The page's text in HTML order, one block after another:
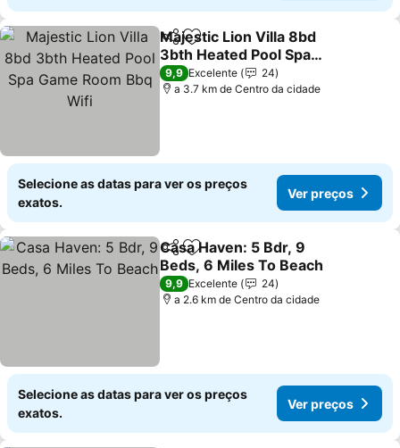
PartilharAdicionar aos favoritos
Majestic Lion Villa 8bd
3bth Heated Pool Spa
Game Room Bbq Wifi
Ver preços
9,9 Excelente
24
a 3.7 km de Centro da cidade
Selecione as datas para ver os preços
exatos.
Ver preços
PartilharAdicionar aos favoritos
Casa Haven: 5 Bdr, 9
Beds, 6 Miles To Beach
Ver preços
9,9 Excelente
24
a 2.6 km de Centro da cidade
Selecione as datas para ver os preços
exatos.
Ver preços